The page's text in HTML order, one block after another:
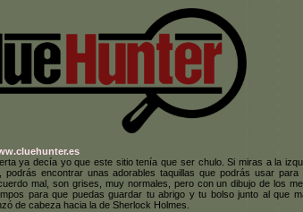
ya decía yo que este sitio tenía que ser chulo. Si miras a la
podrás encontrar unas adorables taquillas que podrás usar para
mal, son grises, muy normales, pero con un dibujo de los
para que puedas guardar tu abrigo y tu bolso junto al que
de cabeza hacia la de Sherlock Holmes.